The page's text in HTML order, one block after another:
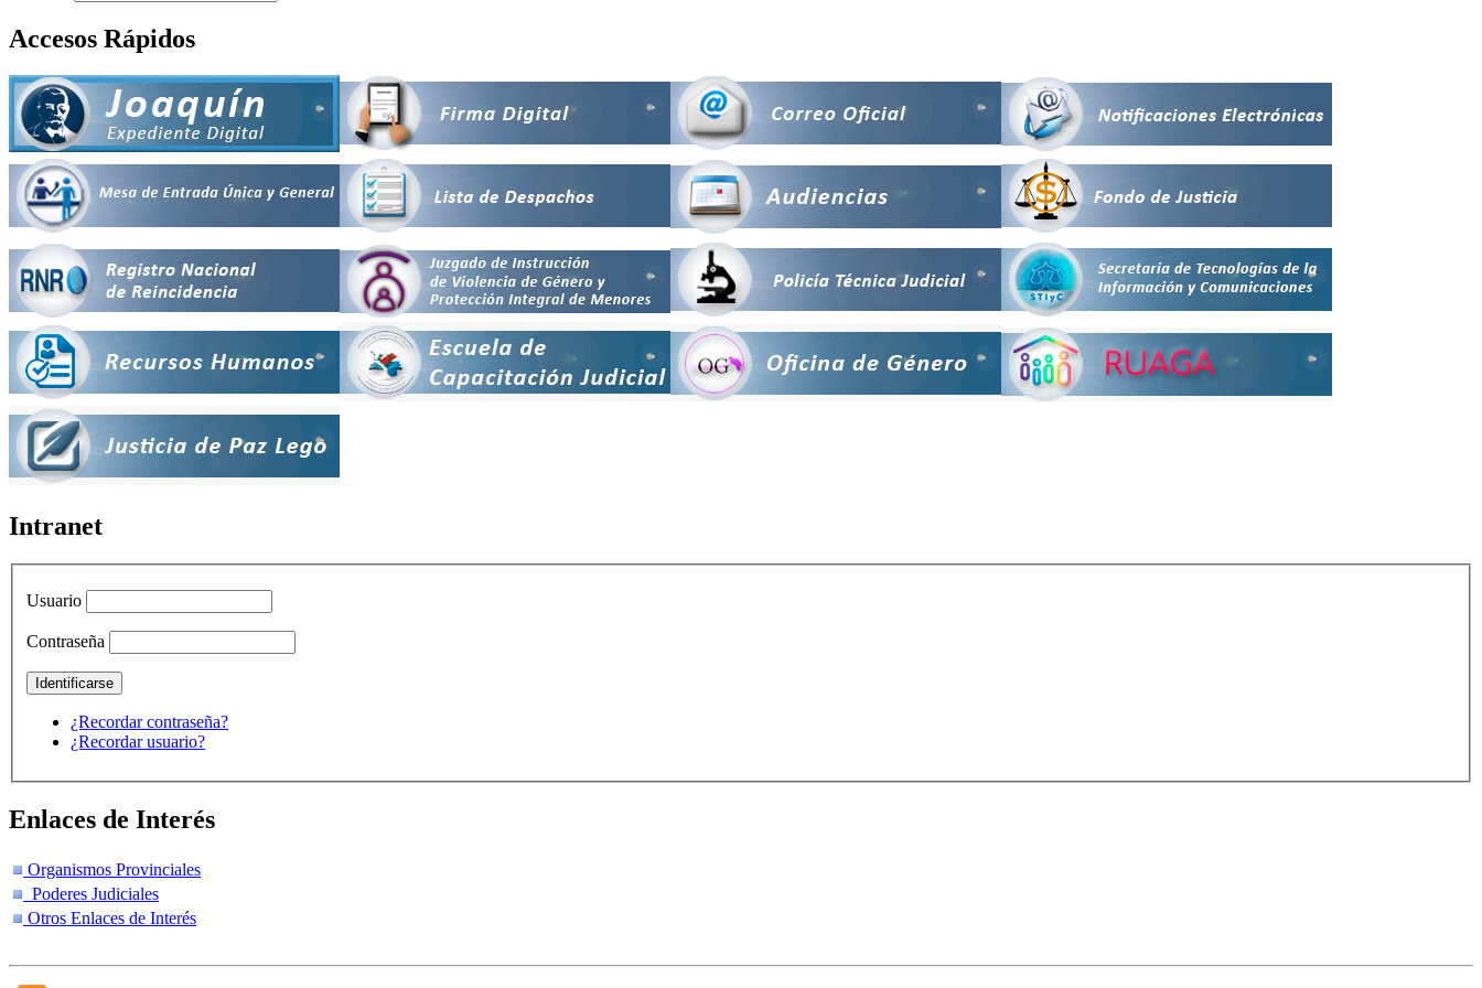
Accesos Rápidos
Intranet
Usuario
Contraseña
¿Recordar contraseña?
¿Recordar usuario?
Enlaces de Interés
Organismos Provinciales
Poderes Judiciales
Otros Enlaces de Interés